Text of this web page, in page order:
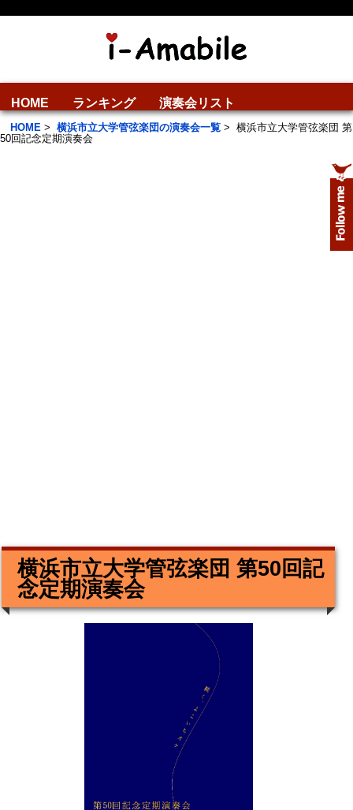
HOME ランキング 演奏会リスト
HOME > 横浜市立大学管弦楽団の演奏会一覧 > 横浜市立大学管弦楽団 第
50回記念定期演奏会
横浜市立大学管弦楽団 第50回記
念定期演奏会